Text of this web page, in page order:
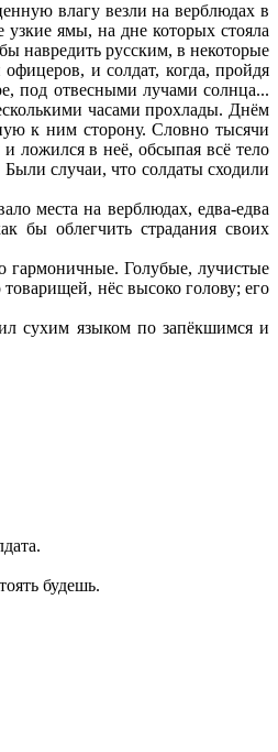
влагу везли на верблюдах в
ямы, на дне которых стояла
навредить русским, в некоторые
и солдат, когда, пройдя
под отвесными лучами солнца...
часами прохлады. Днём
к ним сторону. Словно тысячи
ложился в неё, обсыпая всё тело
случаи, что солдаты сходили
места на верблюдах, едва-едва
бы облегчить страдания своих
Голубые, лучистые
нёс высоко голову; его
сухим языком по запёкшимся и
будешь.